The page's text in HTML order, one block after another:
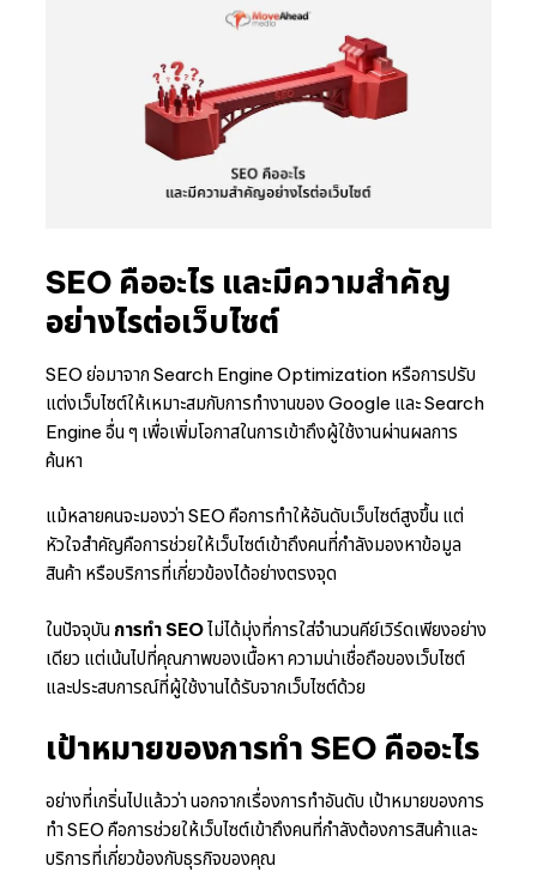
SEO คืออะไร และมีความสำคัญ
อย่างไรต่อเว็บไซต์
SEO ย่อมาจาก Search Engine Optimization หรือการปรับ
แต่งเว็บไซต์ให้เหมาะสมกับการทำงานของ Google และ Search
Engine อื่น ๆ เพื่อเพิ่มโอกาสในการเข้าถึงผู้ใช้งานผ่านผลการ
ค้นหา
แม้หลายคนจะมองว่า SEO คือการทำให้อันดับเว็บไซต์สูงขึ้น แต่
หัวใจสำคัญคือการช่วยให้เว็บไซต์เข้าถึงคนที่กำลังมองหาข้อมูล
สินค้า หรือบริการที่เกี่ยวข้องได้อย่างตรงจุด
ในปัจจุบัน การทำ SEOไม่ได้มุ่งที่การใส่จำนวนคีย์เวิร์ดเพียงอย่าง
เดียว แต่เน้นไปที่คุณภาพของเนื้อหา ความน่าเชื่อถือของเว็บไซต์
และประสบการณ์ที่ผู้ใช้งานได้รับจากเว็บไซต์ด้วย
เป้าหมายของการทำ SEO คืออะไร
อย่างที่เกริ่นไปแล้วว่า นอกจากเรื่องการทำอันดับ เป้าหมายของการ
ทำ SEO คือการช่วยให้เว็บไซต์เข้าถึงคนที่กำลังต้องการสินค้าและ
บริการที่เกี่ยวข้องกับธุรกิจของคุณ